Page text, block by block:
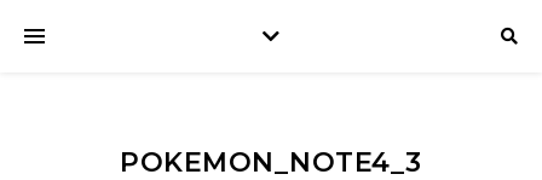
POKEMON_NOTE4_3